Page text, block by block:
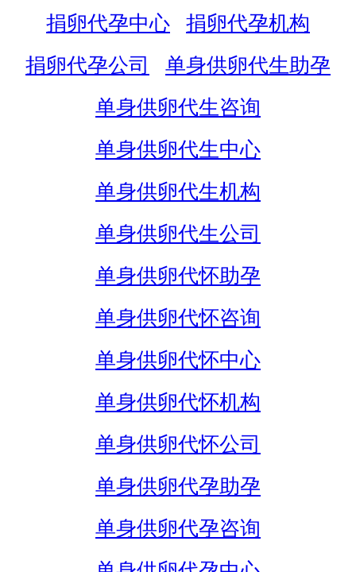
捐卵代孕中心
捐卵代孕机构
捐卵代孕公司
单身供卵代生助孕
单身供卵代生咨询
单身供卵代生中心
单身供卵代生机构
单身供卵代生公司
单身供卵代怀助孕
单身供卵代怀咨询
单身供卵代怀中心
单身供卵代怀机构
单身供卵代怀公司
单身供卵代孕助孕
单身供卵代孕咨询